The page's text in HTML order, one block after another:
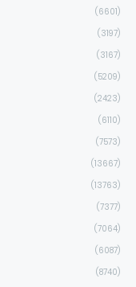
(6601)
(3197)
(3167)
(5209)
(2423)
(6110)
(7573)
(13667)
(13763)
(7377)
(7064)
(6087)
(8740)